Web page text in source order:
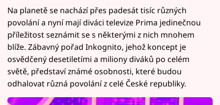
Na planetě se nachází přes padesát tisíc různých
povolání a nyní mají diváci televize Prima jedinečnou
příležitost seznámit se s některými z nich mnohem
blíže. Zábavný pořad Inkognito, jehož koncept je
osvědčený desetiletími a miliony diváků po celém
světě, představí známé osobnosti, které budou
odhalovat různá povolání z celé České republiky.